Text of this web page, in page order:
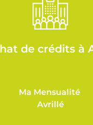
de crédits à
Ma Mensualité
Avrillé